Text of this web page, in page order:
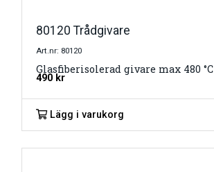
80120 Trådgivare
Art.nr: 80120
Glasfiberisolerad givare max 480 °C
490 kr
Lägg i varukorg